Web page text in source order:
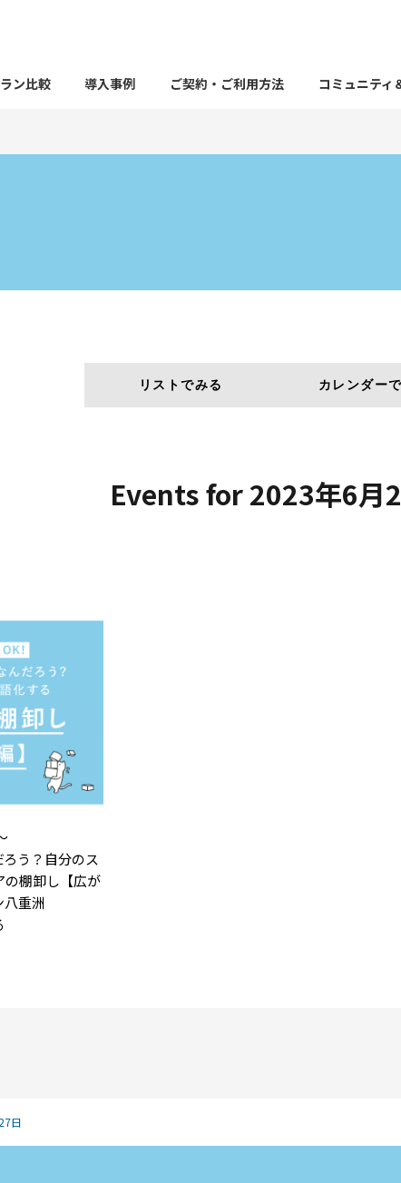
ン比較 導入事例 ご契約・ご利用方法 コミュニティ
リストでみる カレンダー
Events for 2023年6月
う？自分のス
の棚卸し【広が
八重洲
日